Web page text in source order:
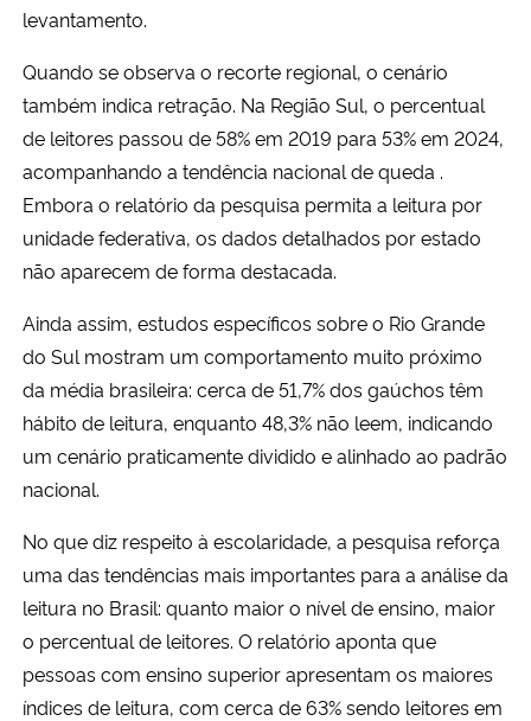
levantamento.
Quando se observa o recorte regional, o cenário
também indica retração. Na Região Sul, o percentual
de leitores passou de 58% em 2019 para 53% em 2024,
acompanhando a tendência nacional de queda .
Embora o relatório da pesquisa permita a leitura por
unidade federativa, os dados detalhados por estado
não aparecem de forma destacada.
Ainda assim, estudos específicos sobre o Rio Grande
do Sul mostram um comportamento muito próximo
da média brasileira: cerca de 51,7% dos gaúchos têm
hábito de leitura, enquanto 48,3% não leem, indicando
um cenário praticamente dividido e alinhado ao padrão
nacional.
No que diz respeito à escolaridade, a pesquisa reforça
uma das tendências mais importantes para a análise da
leitura no Brasil: quanto maior o nível de ensino, maior
o percentual de leitores. O relatório aponta que
pessoas com ensino superior apresentam os maiores
índices de leitura, com cerca de 63% sendo leitores em